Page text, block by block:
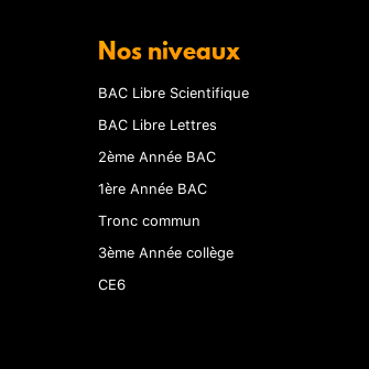
Nos niveaux
BAC Libre Scientifique
BAC Libre Lettres
2ème Année BAC
1ère Année BAC
Tronc commun
3ème Année collège
CE6